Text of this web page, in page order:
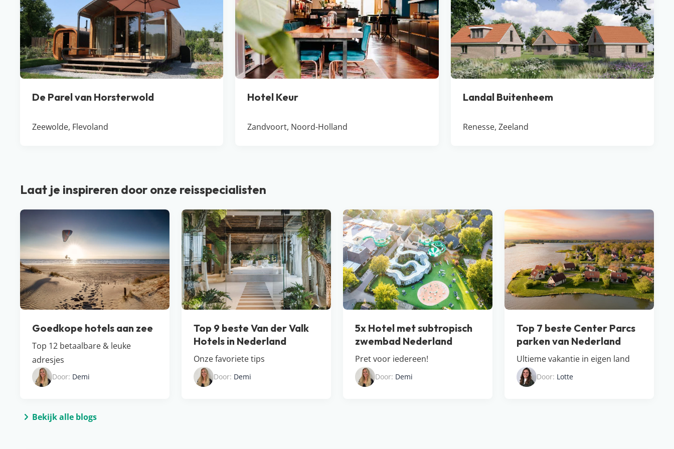
De Parel van Horsterwold
Zeewolde, Flevoland
Hotel Keur
Zandvoort, Noord-Holland
Landal Buitenheem
Renesse, Zeeland
Laat je inspireren door onze reisspecialisten
Goedkope hotels aan zee
Top 12 betaalbare & leuke
adresjes
Door: Demi
Top 9 beste Van der Valk
Hotel​s in Nederland
Onze favoriete tips
Door: Demi
5x Hotel met subtropisch
zwembad Nederland
Pret voor iedereen!
Door: Demi
Top 7 beste Center Parcs
parken van Nederland
Ultieme vakantie in eigen land
Door: Lotte
Bekijk alle blogs